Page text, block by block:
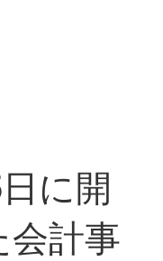
に開
会計事